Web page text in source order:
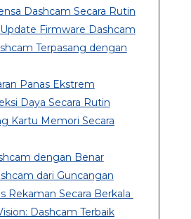
Dashcam Secara Rutin
Firmware Dashcam
Terpasang dengan
Panas Ekstrem
Daya Secara Rutin
Kartu Memori Secara
dengan Benar
dari Guncangan
Rekaman Secara Berkala
Dashcam Terbaik